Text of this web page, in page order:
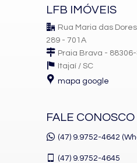
LFB IMÓVEIS
Rua Maria das
289 - 701A
Praia Brava -
Itajaí / SC
mapa google
FALE CONOSCO
(47) 9.9752-4642
(47) 9.9752-4645